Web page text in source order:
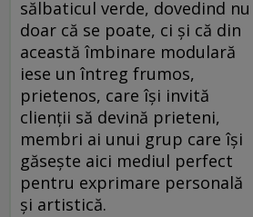
sălbaticul verde, dovedind nu
doar că se poate, ci și că din
această îmbinare modulară
iese un întreg frumos,
prietenos, care își invită
clienții să devină prieteni,
membri ai unui grup care își
găsește aici mediul perfect
pentru exprimare personală
și artistică.